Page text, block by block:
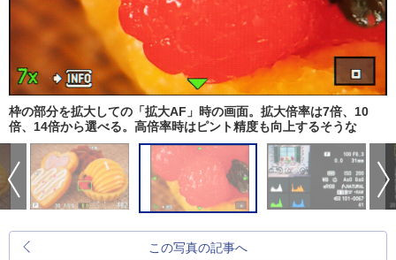
枠の部分を拡大しての「拡大AF」時の画面。拡大倍率は7倍、10
倍、14倍から選べる。高倍率時はピント精度も向上するそうな
この写真の記事へ